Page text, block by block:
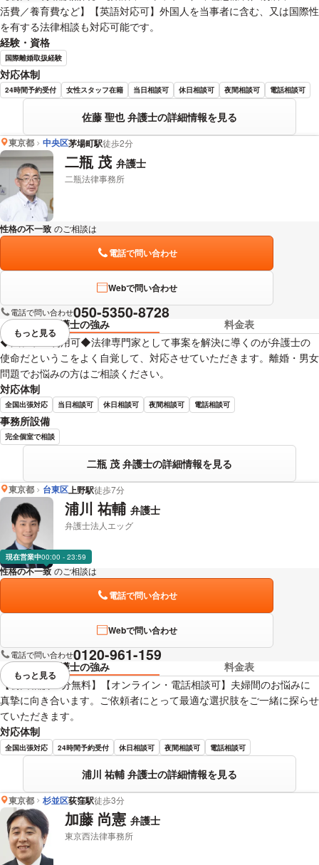
活費／養育費など】【英語対応可】外国人を当事者に含む、又は国際性
を有する法律相談も対応可能です。
経験・資格
国際離婚取扱経験
対応体制
24時間予約受付 女性スタッフ在籍 当日相談可 休日相談可 夜間相談可 電話相談可
佐藤 聖也 弁護士の詳細情報を見る
東京都 中央区茅場町駅徒歩2分
二瓶 茂 弁護士
二瓶法律事務所
性格の不一致 のご相談は
電話で問い合わせ
Webで問い合わせ
電話で問い合わせ050-5350-8728
弁護士の強み
料金表
◆法テラス利用可◆法律専門家として事案を解決に導くのが弁護士の
使命だというこをよく自覚して、対応させていただきます。離婚・男女
問題でお悩みの方はご相談ください。
対応体制
全国出張対応 当日相談可 休日相談可 夜間相談可 電話相談可
事務所設備
完全個室で相談
二瓶 茂 弁護士の詳細情報を見る
視覚的に省略されている要素を
もっと見る
東京都 台東区上野駅徒歩7分
浦川 祐輔 弁護士
弁護士法人エッグ
現在営業中00:00 - 23:59
性格の不一致 のご相談は
電話で問い合わせ
Webで問い合わせ
電話で問い合わせ0120-961-159
弁護士の強み
料金表
【初回相談30分無料】【オンライン・電話相談可】夫婦間のお悩みに
真摯に向き合います。ご依頼者にとって最適な選択肢をご一緒に探らせ
ていただきます。
対応体制
全国出張対応 24時間予約受付 休日相談可 夜間相談可 電話相談可
浦川 祐輔 弁護士の詳細情報を見る
視覚的に省略されている要素を
もっと見る
東京都 杉並区荻窪駅徒歩3分
加藤 尚憲 弁護士
東京西法律事務所